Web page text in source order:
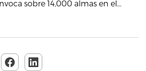
sobre 14,000 almas en el…